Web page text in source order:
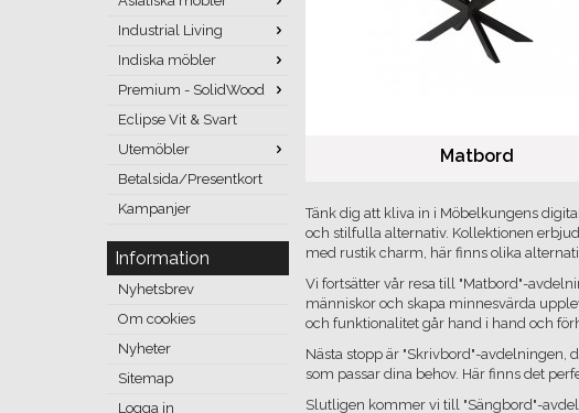
Industrial Living
Indiska möbler
Premium - SolidWood
Eclipse Vit & Svart
Utemöbler
Betalsida/Presentkort
Kampanjer
Information
Nyhetsbrev
Om cookies
Nyheter
Sitemap
Logga in
Matbord
Tänk dig att kliva in i Möbelkungens
och stilfulla alternativ. Kollektionen
med rustik charm, här finns olika
Vi fortsätter vår resa till "Matbord"-
människor och skapa minnesvärda
och funktionalitet går hand i hand och
Nästa stopp är "Skrivbord"-avdelningen,
som passar dina behov. Här finns det
Slutligen kommer vi till "Sängbord"-